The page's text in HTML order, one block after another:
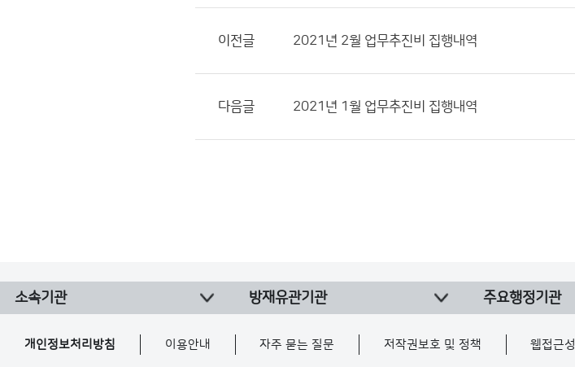
이전글 2021년 2월 업무추진비 집행내역
다음글 2021년 1월 업무추진비 집행내역
소속기관 방재유관기관 주요행정기관
개인정보처리방침 이용안내 자주 묻는 질문 저작권보호 및 정책 웹접근성